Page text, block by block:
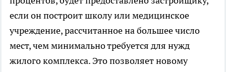
если он построит школу или медицинское
учреждение, рассчитанное на большее число
мест, чем минимально требуется для нужд
жилого комплекса. Это позволяет новому